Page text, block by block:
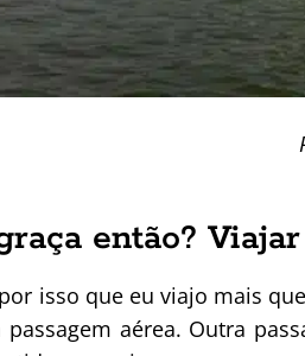
então?
isso que eu viajo mais
aérea. Outra